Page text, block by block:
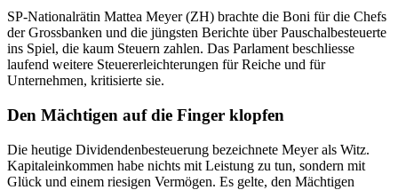
SP-Nationalrätin Mattea Meyer (ZH) brachte die Boni für die Chefs
der Grossbanken und die jüngsten Berichte über Pauschalbesteuerte
ins Spiel, die kaum Steuern zahlen. Das Parlament beschliesse
laufend weitere Steuererleichterungen für Reiche und für
Unternehmen, kritisierte sie.
Den Mächtigen auf die Finger klopfen
Die heutige Dividendenbesteuerung bezeichnete Meyer als Witz.
Kapitaleinkommen habe nichts mit Leistung zu tun, sondern mit
Glück und einem riesigen Vermögen. Es gelte, den Mächtigen